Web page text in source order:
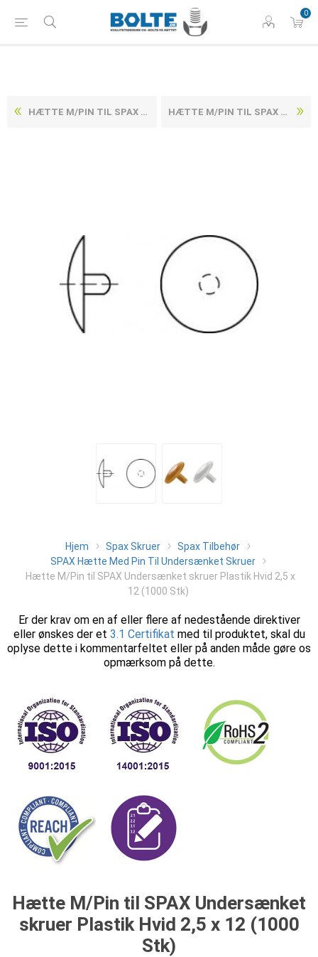
0
HÆTTE M/PIN TIL SPAX UNDERSÆNKET SKRUER PLASTIK MØRKEBRUN 2,5 X 15 (1000 STK) HÆTTE M/PIN TIL SPAX UNDERSÆNKET SKRUER PLASTIK HVID 2,5 X 15 (1000 STK)
Hjem Spax Skruer
Spax Tilbehør
SPAX Hætte Med Pin Til Undersænket Skruer
Hætte M/Pin til SPAX Undersænket skruer Plastik Hvid 2,5 x
12 (1000 Stk)
Er der krav om en af eller flere af nedestående direktiver
eller ønskes der et 3.1 Certifikat med til produktet, skal du
oplyse dette i kommentarfeltet eller på anden måde gøre os
opmærksom på dette.
Hætte M/Pin til SPAX Undersænket
skruer Plastik Hvid 2,5 x 12 (1000
Stk)